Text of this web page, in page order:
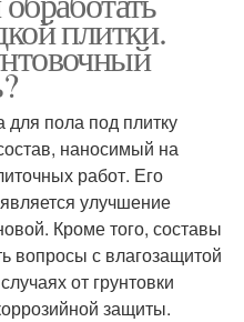
плитки.
для пола под плитку
наносимый на
работ. Его
улучшение
Кроме того, составы
вопросы с влагозащитой
от грунтовки
защиты.